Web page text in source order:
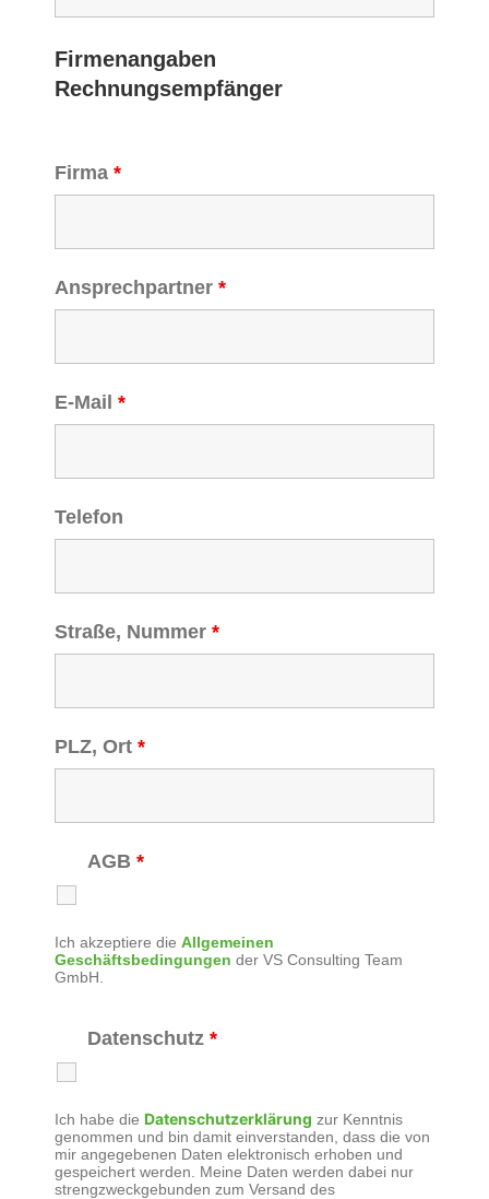
Firmenangaben
Rechnungsempfänger
Firma *
Ansprechpartner *
E-Mail *
Telefon
Straße, Nummer *
PLZ, Ort *
AGB *
Ich akzeptiere die Allgemeinen
Geschäftsbedingungen der VS Consulting Team
GmbH.
Datenschutz *
Ich habe die Datenschutzerklärung zur Kenntnis
genommen und bin damit einverstanden, dass die von
mir angegebenen Daten elektronisch erhoben und
gespeichert werden. Meine Daten werden dabei nur
strengzweckgebunden zum Versand des